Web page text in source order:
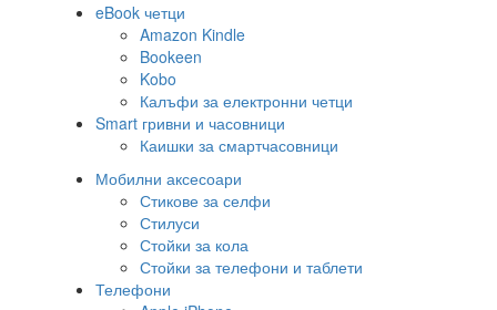
eBook четци
Amazon Kindle
Bookeen
Kobo
Калъфи за електронни четци
Smart гривни и часовници
Каишки за смартчасовници
Мобилни аксесоари
Стикове за селфи
Стилуси
Стойки за кола
Стойки за телефони и таблети
Телефони